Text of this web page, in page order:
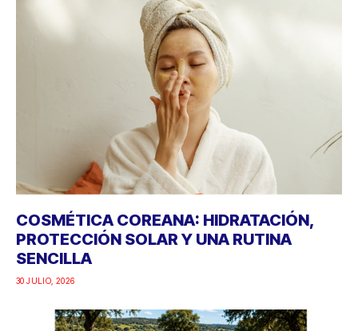
COSMÉTICA COREANA: HIDRATACIÓN,
PROTECCIÓN SOLAR Y UNA RUTINA
SENCILLA
30 JULIO, 2026